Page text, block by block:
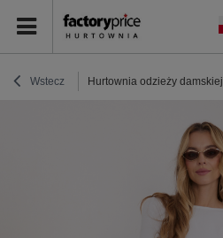
Wstecz Hurtownia odzieży damskiej